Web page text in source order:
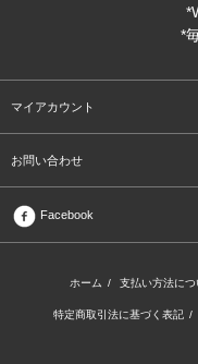
*
マイアカウント
お問い合わせ
Facebook
ホーム / 支払い方法につ
特定商取引法に基づく表記 /